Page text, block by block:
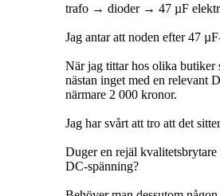
trafo → dioder → 47 µF
Jag antar att noden efter 47
När jag tittar hos olika butiker
nästan inget med en relevant
närmare 2 000 kronor.
Jag har svårt att tro att det
Duger en rejäl
DC-spänning?